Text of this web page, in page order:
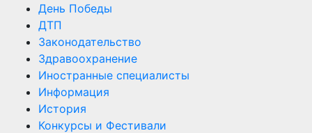
День Победы
ДТП
Законодательство
Здравоохранение
Иностранные специалисты
Информация
История
Конкурсы и Фестивали